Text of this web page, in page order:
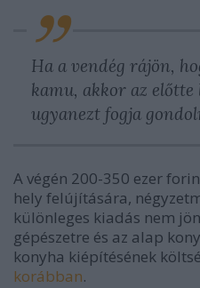
Ha a vendég rájön,
kamu, akkor az előtte
ugyanezt fogja
A végén 200-350 ezer
hely felújítására,
különleges kiadás nem
gépészetre és az alap
konyha kiépítésének
korábban.